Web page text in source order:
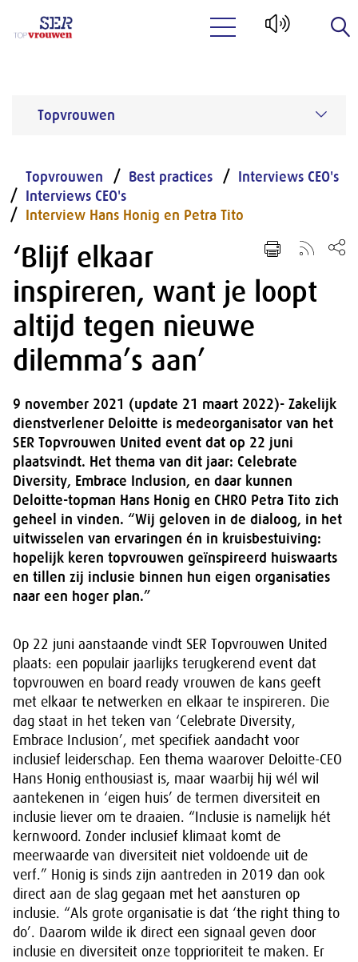
Topvrouwen
Topvrouwen Best practices
Interviews CEO's
Interviews CEO's
Interview Hans Honig en Petra Tito
‘Blijf elkaar
inspireren, want je loopt
altijd tegen nieuwe
dilemma’s aan’
9 november 2021 (update 21 maart 2022)- Zakelijk
dienstverlener Deloitte is medeorganisator van het
SER Topvrouwen United event dat op 22 juni
plaatsvindt. Het thema van dit jaar: Celebrate
Diversity, Embrace Inclusion, en daar kunnen
Deloitte-topman Hans Honig en CHRO Petra Tito zich
geheel in vinden. “Wij geloven in de dialoog, in het
uitwisselen van ervaringen én in kruisbestuiving:
hopelijk keren topvrouwen geïnspireerd huiswaarts
en tillen zij inclusie binnen hun eigen organisaties
naar een hoger plan.”
Op 22 juni aanstaande vindt SER Topvrouwen United
plaats: een populair jaarlijks terugkerend event dat
topvrouwen en board ready vrouwen de kans geeft
met elkaar te netwerken en elkaar te inspireren. Die
dag staat in het teken van ‘Celebrate Diversity,
Embrace Inclusion’, met specifiek aandacht voor
inclusief leiderschap. Een thema waarover Deloitte-CEO
Hans Honig enthousiast is, maar waarbij hij wél wil
aantekenen in ‘eigen huis’ de termen diversiteit en
inclusie liever om te draaien. “Inclusie is namelijk hét
kernwoord. Zonder inclusief klimaat komt de
meerwaarde van diversiteit niet voldoende uit de
verf.” Honig is sinds zijn aantreden in 2019 dan ook
direct aan de slag gegaan met het aansturen op
inclusie. “Als grote organisatie is dat ‘the right thing to
do’. Daarom wilde ik direct een signaal geven door
inclusie en diversiteit onze topprioriteit te maken. Er